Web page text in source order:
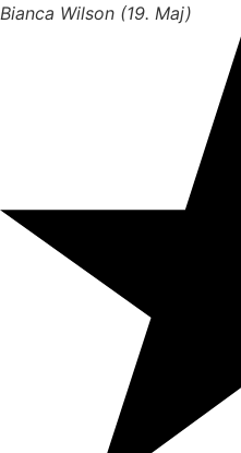
Bianca Wilson (19. Maj)